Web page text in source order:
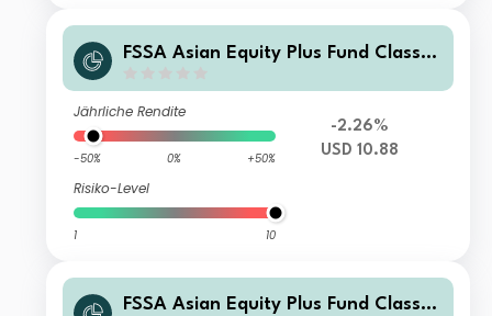
FSSA Asian Equity Plus Fund Class Z
Jährliche Rendite
-50% 0% +50%
Risiko-Level
1 10
-2.26%
USD 10.88
FSSA Asian Equity Plus Fund Class II